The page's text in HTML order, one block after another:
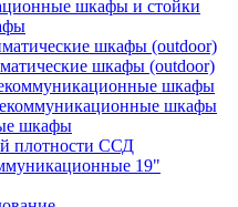
шкафы и стойки
шкафы (outdoor)
шкафы (outdoor)
шкафы
шкафы
шкафы
плотности ССД
19"